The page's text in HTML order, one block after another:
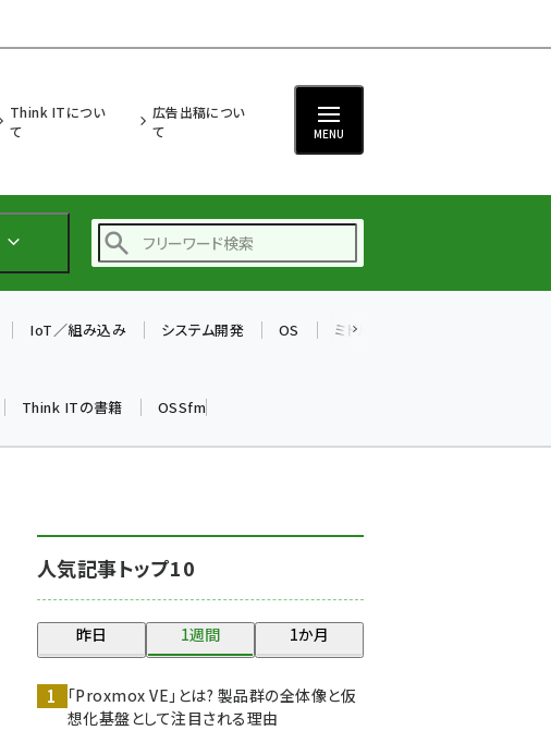
Think ITについ
て
広告出稿につい
て
MENU
仲間と築いた勝利の絆～
晴山佳須夫のヒント集！
(2037)
drupal (1956)
genai (1484)
abc123 (1360)
ai crunch (1355)
IoT／組み込み システム開発 OS ミドルウェア
Think ITの書籍 OSSfm
人気記事トップ10
昨日 1週間 1か月
「Proxmox VE」とは? 製品群の全体像と仮
想化基盤として注目される理由